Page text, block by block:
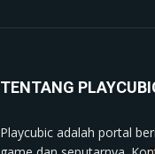
TENTANG
Playcubic adalah portal